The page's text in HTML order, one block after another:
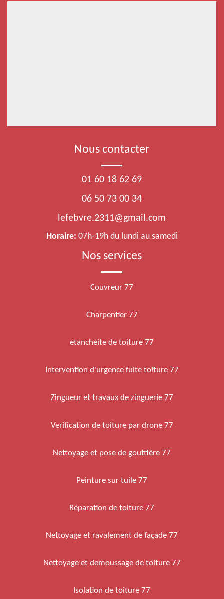
Nous contacter
01 60 18 62 69
06 50 73 00 34
lefebvre.2311@gmail.com
Horaire: 07h-19h du lundi au samedi
Nos services
Couvreur 77
Charpentier 77
etancheite de toiture 77
Intervention d'urgence fuite toiture 77
Zingueur et travaux de zinguerie 77
Verification de toiture par drone 77
Nettoyage et pose de gouttière 77
Peinture sur tuile 77
Réparation de toiture 77
Nettoyage et ravalement de façade 77
Nettoyage et demoussage de toiture 77
Isolation de toiture 77